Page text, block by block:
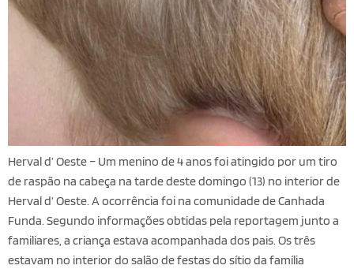
Herval d’ Oeste – Um menino de 4 anos foi atingido por um tiro
de raspão na cabeça na tarde deste domingo (13) no interior de
Herval d’ Oeste. A ocorrência foi na comunidade de Canhada
Funda. Segundo informações obtidas pela reportagem junto a
familiares, a criança estava acompanhada dos pais. Os três
estavam no interior do salão de festas do sítio da família